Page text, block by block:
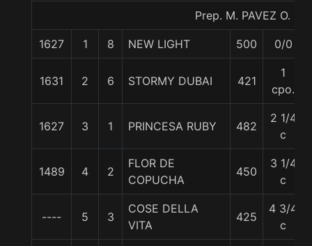
Prep. M. PAVEZ O.
1627 1 8 NEW LIGHT 500 0/0
1631 2 6 STORMY DUBAI 421
1
cpo.
1627 3 1 PRINCESA RUBY 482
2 1/4
c
1489 4 2
FLOR DE
COPUCHA
450
3 1/4
c
---- 5 3
COSE DELLA
VITA
425
4 3/4
c